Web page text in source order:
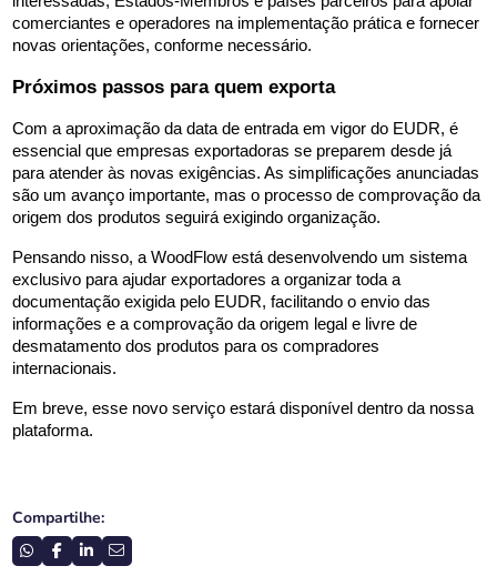
comerciantes e operadores na implementação prática e fornecer
novas orientações, conforme necessário.
Próximos passos para quem exporta
Com a aproximação da data de entrada em vigor do EUDR, é
essencial que empresas exportadoras se preparem desde já
para atender às novas exigências. As simplificações anunciadas
são um avanço importante, mas o processo de comprovação da
origem dos produtos seguirá exigindo organização.
Pensando nisso, a WoodFlow está desenvolvendo um sistema
exclusivo para ajudar exportadores a organizar toda a
documentação exigida pelo EUDR, facilitando o envio das
informações e a comprovação da origem legal e livre de
desmatamento dos produtos para os compradores
internacionais.
Em breve, esse novo serviço estará disponível dentro da nossa
plataforma.
Compartilhe: